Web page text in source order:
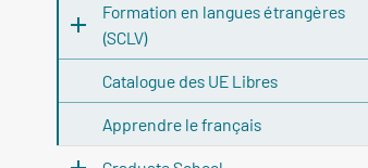
Formation en langues étrangères
(SCLV)
Catalogue des UE Libres
Apprendre le français